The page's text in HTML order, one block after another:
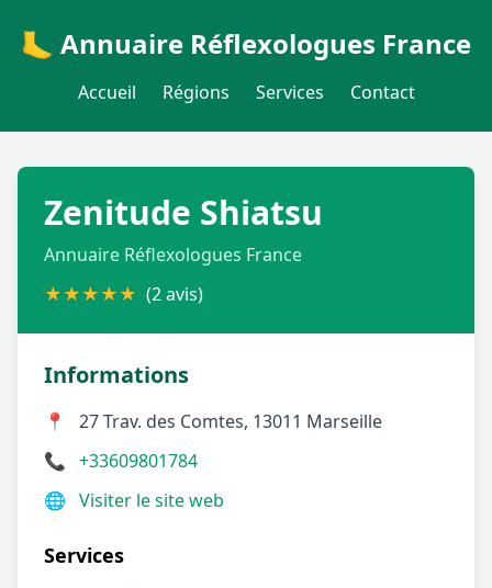
🦶 Annuaire Réflexologues France
Accueil Régions Services Contact
Zenitude Shiatsu
Annuaire Réflexologues France
★★★★★ (2 avis)
Informations
📍
27 Trav. des Comtes, 13011 Marseille
📞 +33609801784
🌐 Visiter le site web
Services